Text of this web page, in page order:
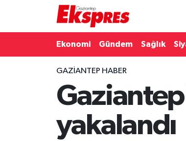
Ekonomi Gündem Sağlık
GAZIANTEP HABER
yakalandı
Gaziantep son dakika
Gündem
Puan Durumu ve Fikstür
Son Dakika Haberleri